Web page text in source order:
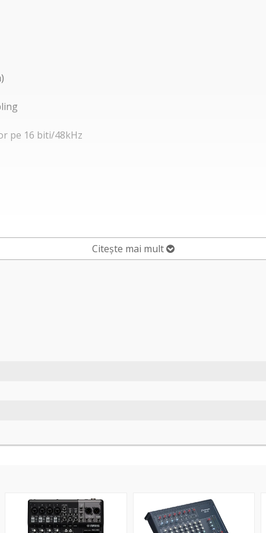
pe 16 biti/48kHz
Citește mai mult